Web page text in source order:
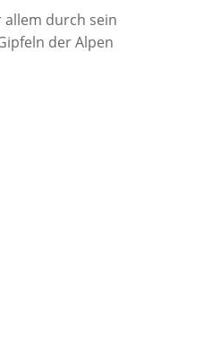
allem durch sein
der Alpen